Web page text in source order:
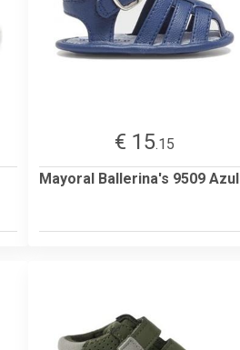
€ 15.15
Mayoral Ballerina's 9509 Azul